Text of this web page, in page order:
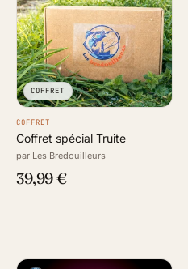
COFFRET
COFFRET
Coffret spécial Truite
par Les Bredouilleurs
39,99 €